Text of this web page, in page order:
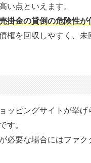
い点といえます。
掛金の貸倒の危険性が
権を回収しやすく、未
ピングサイトが挙げ
す。
必要な場合にはファク